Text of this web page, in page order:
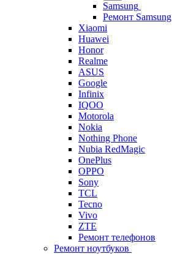
Samsung
Ремонт Samsung
Xiaomi
Huawei
Honor
Realme
ASUS
Google
Infinix
IQOO
Motorola
Nokia
Nothing Phone
Nubia RedMagic
OnePlus
OPPO
Sony
TCL
Tecno
Vivo
ZTE
Ремонт телефонов
Ремонт ноутбуков